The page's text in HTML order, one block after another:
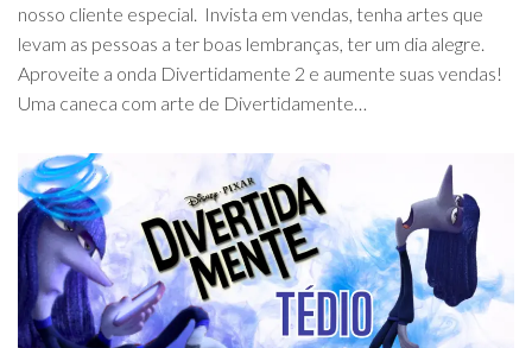
nosso cliente especial. Invista em vendas, tenha artes que
levam as pessoas a ter boas lembranças, ter um dia alegre.
Aproveite a onda Divertidamente 2 e aumente suas vendas!
Uma caneca com arte de Divertidamente…